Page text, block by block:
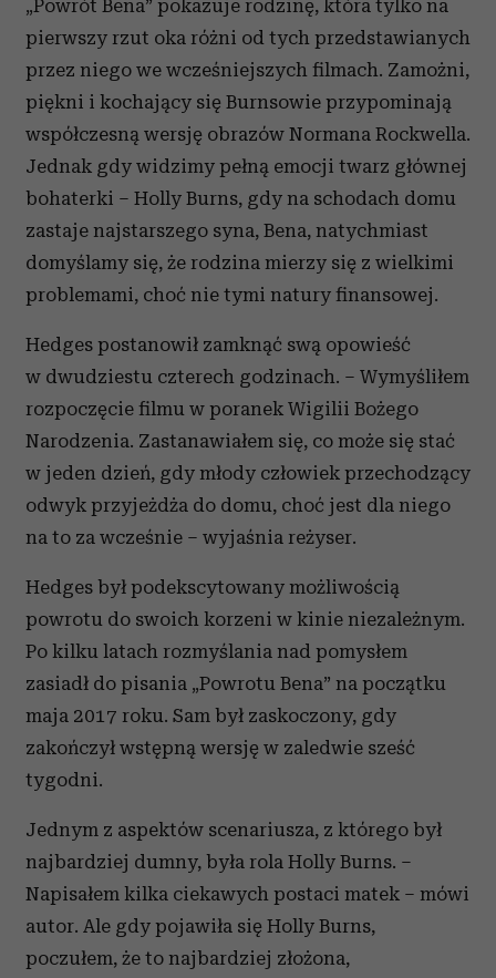
„Powrót Bena” pokazuje rodzinę, która tylko na
pierwszy rzut oka różni od tych przedstawianych
przez niego we wcześniejszych filmach. Zamożni,
piękni i kochający się Burnsowie przypominają
współczesną wersję obrazów Normana Rockwella.
Jednak gdy widzimy pełną emocji twarz głównej
bohaterki – Holly Burns, gdy na schodach domu
zastaje najstarszego syna, Bena, natychmiast
domyślamy się, że rodzina mierzy się z wielkimi
problemami, choć nie tymi natury finansowej.
Hedges postanowił zamknąć swą opowieść
w dwudziestu czterech godzinach. – Wymyśliłem
rozpoczęcie filmu w poranek Wigilii Bożego
Narodzenia. Zastanawiałem się, co może się stać
w jeden dzień, gdy młody człowiek przechodzący
odwyk przyjeżdża do domu, choć jest dla niego
na to za wcześnie – wyjaśnia reżyser.
Hedges był podekscytowany możliwością
powrotu do swoich korzeni w kinie niezależnym.
Po kilku latach rozmyślania nad pomysłem
zasiadł do pisania „Powrotu Bena” na początku
maja 2017 roku. Sam był zaskoczony, gdy
zakończył wstępną wersję w zaledwie sześć
tygodni.
Jednym z aspektów scenariusza, z którego był
najbardziej dumny, była rola Holly Burns. –
Napisałem kilka ciekawych postaci matek – mówi
autor. Ale gdy pojawiła się Holly Burns,
poczułem, że to najbardziej złożona,